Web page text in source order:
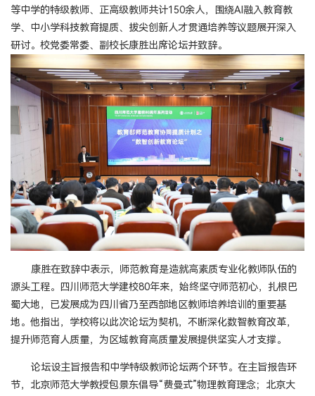
等中学的特级教师、正高级教师共计150余人，围绕AI融入教育教
学、中小学科技教育提质、拔尖创新人才贯通培养等议题展开深入
研讨。校党委常委、副校长康胜出席论坛并致辞。
康胜在致辞中表示，师范教育是造就高素质专业化教师队伍的
源头工程。四川师范大学建校80年来，始终坚守师范初心，扎根巴
蜀大地，已发展成为四川省乃至西部地区教师培养培训的重要基
地。他指出，学校将以此次论坛为契机，不断深化数智教育改革，
提升师范育人质量，为区域教育高质量发展提供坚实人才支撑。
论坛设主旨报告和中学特级教师论坛两个环节。在主旨报告环
节，北京师范大学教授包景东倡导“费曼式”物理教育理念；北京大